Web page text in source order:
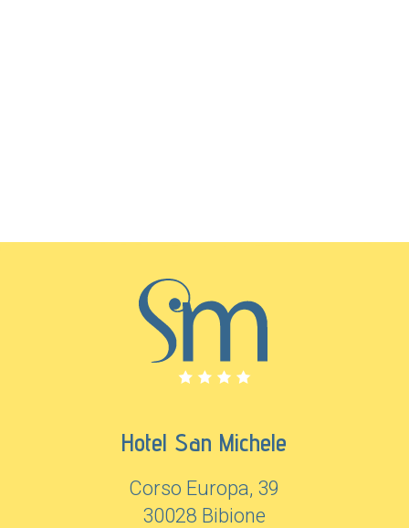
Hotel San Michele
Corso Europa, 39
30028 Bibione